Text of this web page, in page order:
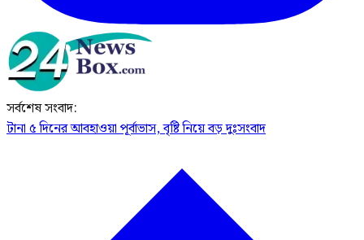
সর্বশেষ সংবাদ:
টানা ৫ দিনের আবহাওয়া পূর্বাভাস, বৃষ্টি নিয়ে বড় দুঃসংবাদ